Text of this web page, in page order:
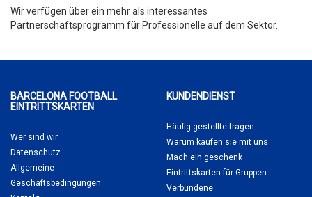
Wir verfügen über ein mehr als interessantes
Partnerschaftsprogramm für Professionelle auf dem Sektor.
BARCELONA FOOTBALL
EINTRITTSKARTEN
Wer sind wir
Datenschutz
Allgemeine
Geschäftsbedingungen
KUNDENDIENST
Häufig gestellte fragen
Warum kaufen sie mit uns
Mach ein geschenk
Eintrittskarten für Gruppen
Verbundene